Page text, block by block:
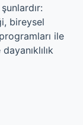
bireysel
ile